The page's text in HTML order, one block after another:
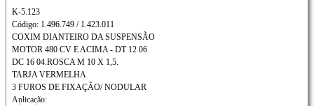
K-5.123
Código: 1.496.749 / 1.423.011
COXIM DIANTEIRO DA SUSPENSÃO
MOTOR 480 CV E ACIMA - DT 12 06
DC 16 04.ROSCA M 10 X 1,5.
TARJA VERMELHA
3 FUROS DE FIXAÇÃO/ NODULAR
Aplicação: